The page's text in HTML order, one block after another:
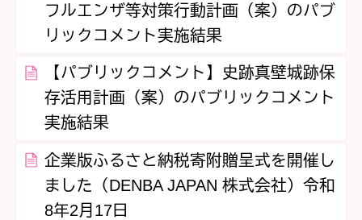
フルエンザ等対策行動計画（案）のパブ
リックコメント実施結果
【パブリックコメント】史跡真壁城跡保
存活用計画（案）のパブリックコメント
実施結果
企業版ふるさと納税寄附贈呈式を開催し
ました（DENBA JAPAN 株式会社）令和
8年2月17日